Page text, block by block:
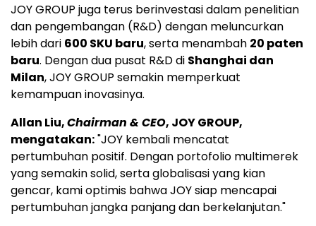
JOY GROUP juga terus berinvestasi dalam penelitian
dan pengembangan (R&D) dengan meluncurkan
lebih dari 600 SKU baru, serta menambah 20 paten
baru. Dengan dua pusat R&D di Shanghai dan
Milan, JOY GROUP semakin memperkuat
kemampuan inovasinya.
Allan Liu,Chairman & CEO, JOY GROUP,
mengatakan:"JOY kembali mencatat
pertumbuhan positif. Dengan portofolio multimerek
yang semakin solid, serta globalisasi yang kian
gencar, kami optimis bahwa JOY siap mencapai
pertumbuhan jangka panjang dan berkelanjutan."